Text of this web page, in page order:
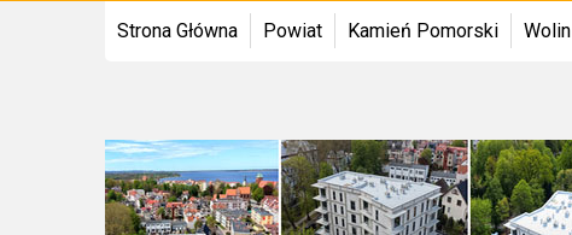
Strona Główna Powiat Kamień Pomorski Wolin